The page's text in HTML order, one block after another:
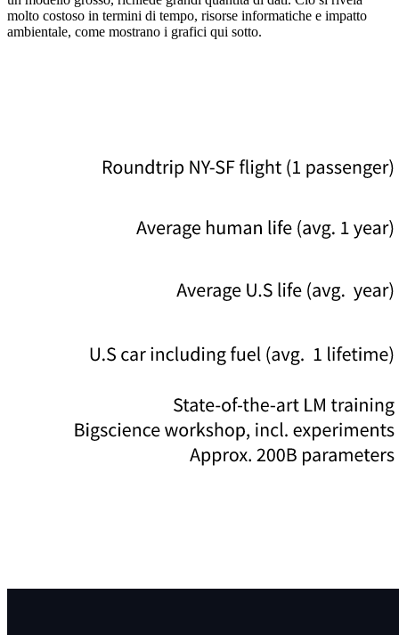
molto costoso in termini di tempo, risorse informatiche e impatto
ambientale, come mostrano i grafici qui sotto.